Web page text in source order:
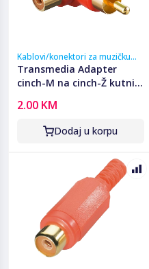
Kablovi/konektori za muzičku
opremu
Transmedia Adapter
cinch-M na cinch-Ž kutni -
2.00 KM
Dodaj u korpu